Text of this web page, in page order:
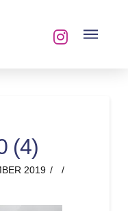
(4)
2019